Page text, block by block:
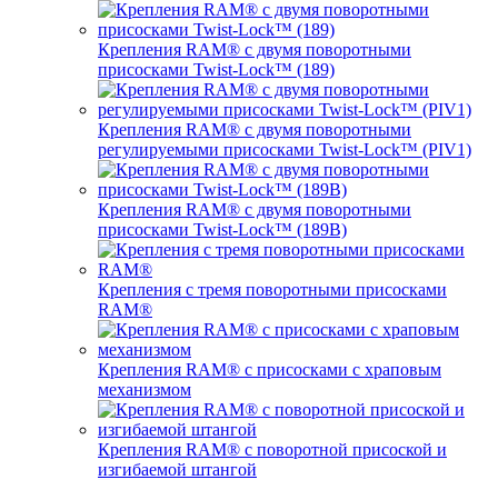
Крепления RAM® с двумя поворотными
присосками Twist-Lock™ (189)
Крепления RAM® с двумя поворотными
регулируемыми присосками Twist-Lock™ (PIV1)
Крепления RAM® с двумя поворотными
присосками Twist-Lock™ (189B)
Крепления с тремя поворотными присосками
RAM®
Крепления RAM® с присосками с храповым
механизмом
Крепления RAM® с поворотной присоской и
изгибаемой штангой